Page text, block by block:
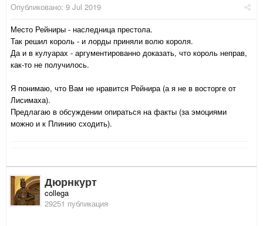
Опубликовано: 9 Jul 2019
Место Рейниры - наследница престола.
Так решил король - и лорды приняли волю короля.
Да и в кулуарах - аргументированно доказать, что король неправ,
как-то не получилось.
Я понимаю, что Вам не нравится Рейнира (а я не в восторге от
Лисимаха).
Предлагаю в обсуждении опираться на факты (за эмоциями
можно и к Плинию сходить).
Дюрнкурт
collega
29251 публикация